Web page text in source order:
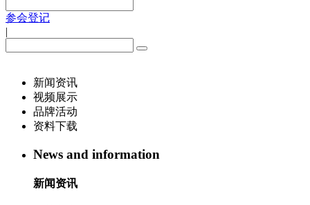
参会登记
|
新闻资讯
视频展示
品牌活动
资料下载
News and information
新闻资讯